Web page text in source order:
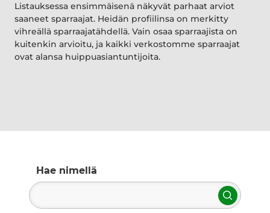
Listauksessa ensimmäisenä näkyvät parhaat arviot
saaneet sparraajat. Heidän profiilinsa on merkitty
vihreällä sparraajatähdellä. Vain osaa sparraajista on
kuitenkin arvioitu, ja kaikki verkostomme sparraajat
ovat alansa huippuasiantuntijoita.
Hae nimellä
Hae